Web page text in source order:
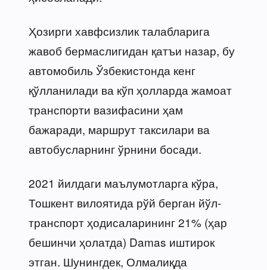
Ҳозирги хавфсизлик талабларига
жавоб бермаслигидан қатъи назар, бу
автомобиль Ўзбекистонда кенг
қўлланилади ва кўп ҳолларда жамоат
транспорти вазифасини ҳам
бажаради, маршрут таксилари ва
автобусларнинг ўрнини босади.
2021 йилдаги маълумотларга кўра,
Тошкент вилоятида рўй берган йўл-
транспорт ҳодисаларининг 21% (ҳар
бешинчи ҳолатда) Damas иштирок
этган. Шунингдек, Олмалиқда